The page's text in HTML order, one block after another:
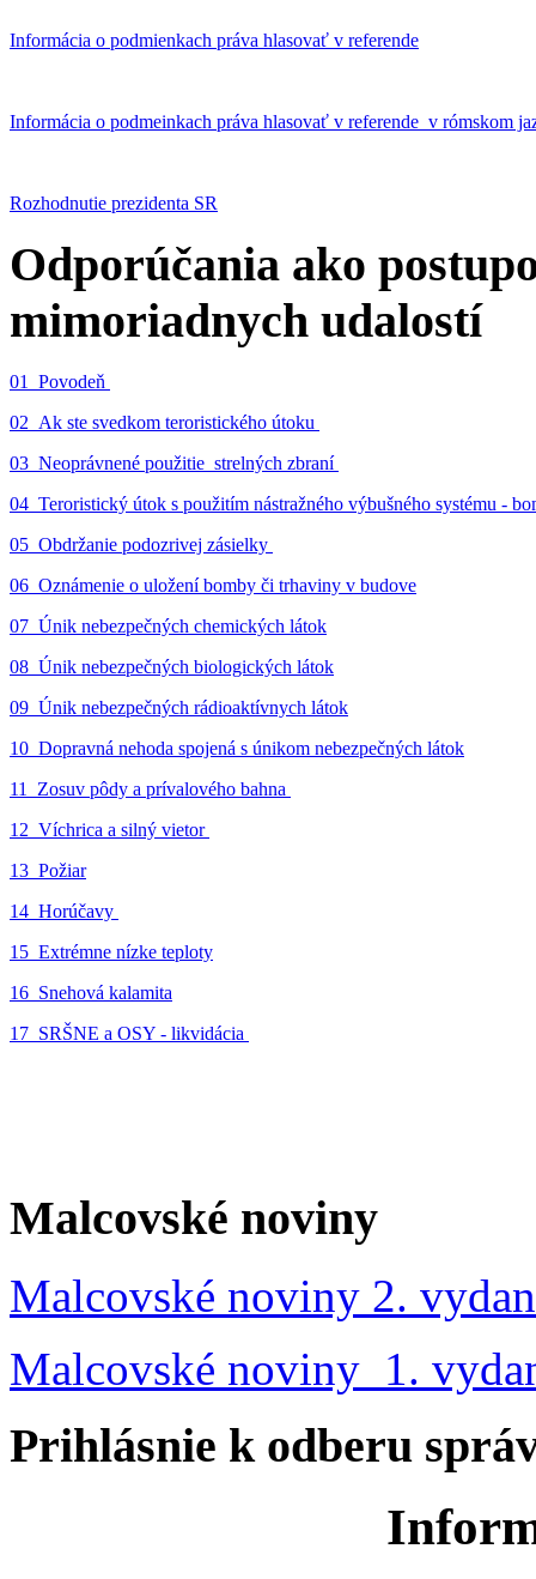
Informácia o podmienkach práva hlasovať v referende
Informácia o podmeinkach práva hlasovať v referende v rómskom
Rozhodnutie prezidenta SR
Odporúčania ako
mimoriadnych udalostí
01_Povodeň
02_Ak ste svedkom teroristického útoku
03_Neoprávnené použitie strelných zbraní
04_Teroristický útok s použitím nástražného výbušného systému -
05_Obdržanie podozrivej zásielky
06_Oznámenie o uložení bomby či trhaviny v budove
07_Únik nebezpečných chemických látok
08_Únik nebezpečných biologických látok
09_Únik nebezpečných rádioaktívnych látok
10_Dopravná nehoda spojená s únikom nebezpečných látok
11_Zosuv pôdy a prívalového bahna
12_Víchrica a silný vietor
13_Požiar
14_Horúčavy
15_Extrémne nízke teploty
16_Snehová kalamita
17_SRŠNE a OSY - likvidácia
Malcovské noviny
Malcovské noviny 2.
Malcovské noviny 1.
Prihlásnie k odberu